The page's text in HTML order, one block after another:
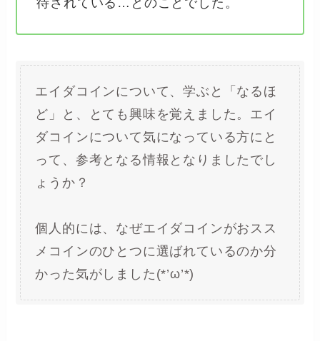
エイダコインについて、学ぶと「なるほ
ど」と、とても興味を覚えました。エイ
ダコインについて気になっている方にと
って、参考となる情報となりましたでし
ょうか？
個人的には、なぜエイダコインがおスス
メコインのひとつに選ばれているのか分
かった気がしました(*’ω’*)